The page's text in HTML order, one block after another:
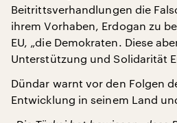
Beitrittsverhandlungen die
ihrem Vorhaben, Erdogan zu
EU, „die Demokraten. Diese
Unterstützung und Solidarität
Dündar warnt vor den Folgen
Entwicklung in seinem Land